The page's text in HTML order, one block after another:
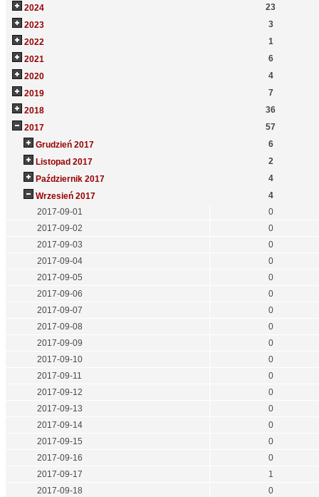
2024
23
2023
3
2022
1
2021
6
2020
4
2019
7
2018
36
2017
57
Grudzień 2017
6
Listopad 2017
2
Październik 2017
4
Wrzesień 2017
4
2017-09-01
0
2017-09-02
0
2017-09-03
0
2017-09-04
0
2017-09-05
0
2017-09-06
0
2017-09-07
0
2017-09-08
0
2017-09-09
0
2017-09-10
0
2017-09-11
0
2017-09-12
0
2017-09-13
0
2017-09-14
0
2017-09-15
0
2017-09-16
0
2017-09-17
1
2017-09-18
0